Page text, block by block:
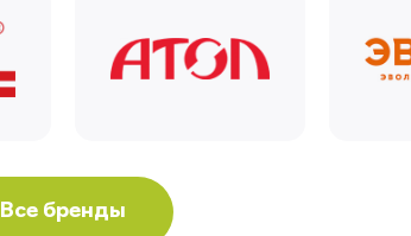
Все бренды